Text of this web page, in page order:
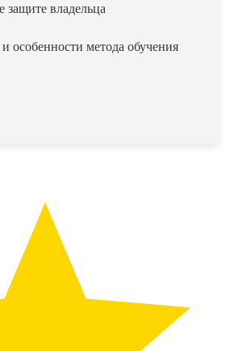
защите владельца
особенности метода обучения